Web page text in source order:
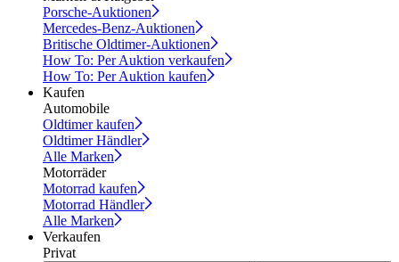
Porsche-Auktionen
Mercedes-Benz-Auktionen
Britische Oldtimer-Auktionen
How To: Per Auktion verkaufen
How To: Per Auktion kaufen
Kaufen
Automobile
Oldtimer kaufen
Oldtimer Händler
Alle Marken
Motorräder
Motorrad kaufen
Motorrad Händler
Alle Marken
Verkaufen
Privat